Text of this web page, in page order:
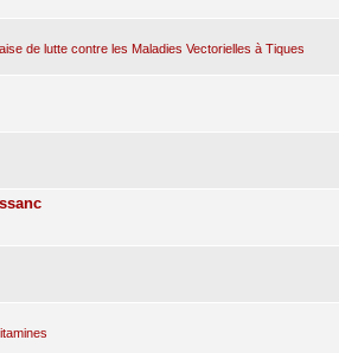
de lutte contre les Maladies Vectorielles à Tiques